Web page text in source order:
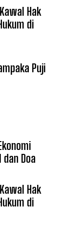
Hak
di
Puji
Doa
Hak
di